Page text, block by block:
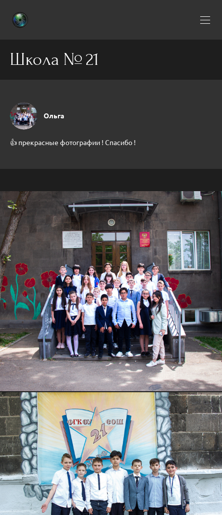
Школа № 21
Ольга
👍 прекрасные фотографии ! Спасибо !